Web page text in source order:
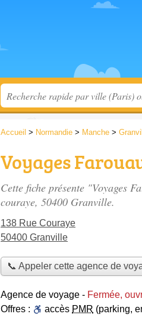
Accueil > Normandie > Manche >
Voyages
Cette fiche présente "Voyages
couraye, 50400 Granville.
138 Rue Couraye
50400 Granville
📞 Appeler cette agence de
Agence de voyage - Fermée,
Offres :
accès PMR (parking,